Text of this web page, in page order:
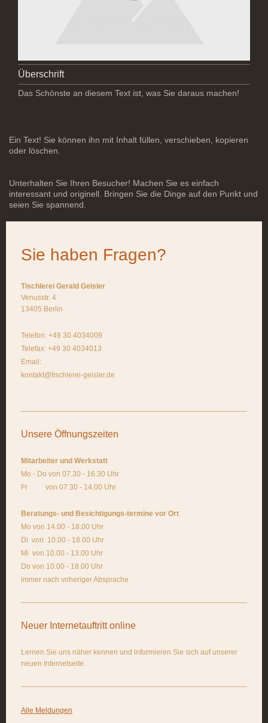
Überschrift
Das Schönste an diesem Text ist, was Sie daraus machen!
Ein Text! Sie können ihn mit Inhalt füllen, verschieben, kopieren
oder löschen.
Unterhalten Sie Ihren Besucher! Machen Sie es einfach
interessant und originell. Bringen Sie die Dinge auf den Punkt und
seien Sie spannend.
Sie haben Fragen?
Tischlerei Gerald Geisler
Venusstr. 4
13405 Berlin
Telefon: +49 30 4034009
Telefax: +49 30 4034013
Email:
kontakt@tischlerei-geisler.de
Unsere Öffnungszeiten
Mitarbeiter und Werkstatt
Mo - Do von 07.30 - 16.30 Uhr
Fr von 07.30 - 14.00 Uhr
Beratungs- und Besichtigungs-termine vor Ort
Mo von 14.00 - 18.00 Uhr
Di von 10.00 - 18.00 Uhr
Mi von 10.00 - 13.00 Uhr
Do von 10.00 - 18.00 Uhr
immer nach voheriger Absprache
Neuer Internetauftritt online
Lernen Sie uns näher kennen und informieren Sie sich auf unserer
neuen Internetseite.
Alle Meldungen